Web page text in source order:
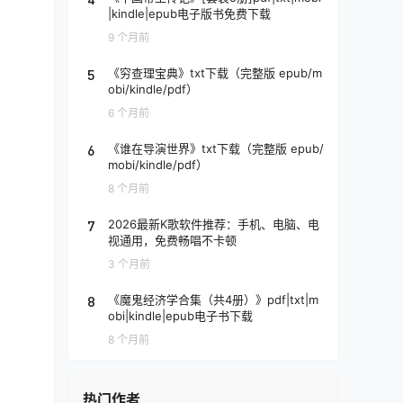
|kindle|epub电子版书免费下载
9 个月前
5
《穷查理宝典》txt下载（完整版 epub/m
obi/kindle/pdf）
6 个月前
6
《谁在导演世界》txt下载（完整版 epub/
mobi/kindle/pdf）
8 个月前
7
2026最新K歌软件推荐：手机、电脑、电
视通用，免费畅唱不卡顿
3 个月前
8
《魔鬼经济学合集（共4册）》pdf|txt|m
obi|kindle|epub电子书下载
8 个月前
热门作者